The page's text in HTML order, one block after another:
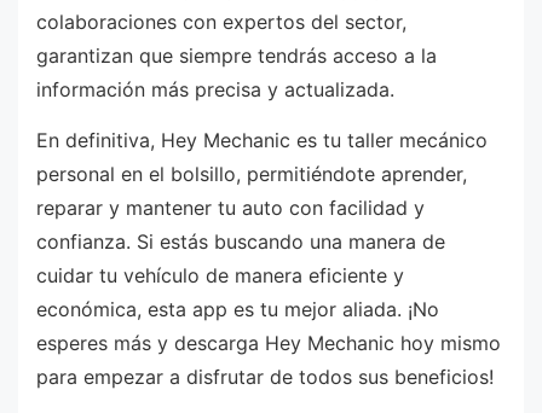
colaboraciones con expertos del sector,
garantizan que siempre tendrás acceso a la
información más precisa y actualizada.
En definitiva, Hey Mechanic es tu taller mecánico
personal en el bolsillo, permitiéndote aprender,
reparar y mantener tu auto con facilidad y
confianza. Si estás buscando una manera de
cuidar tu vehículo de manera eficiente y
económica, esta app es tu mejor aliada. ¡No
esperes más y descarga Hey Mechanic hoy mismo
para empezar a disfrutar de todos sus beneficios!